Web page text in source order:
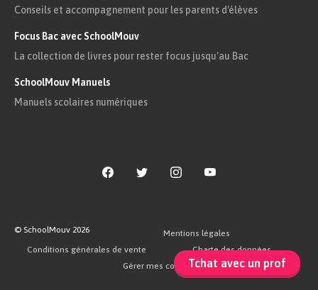
Tchat avec un prof
Conseils et accompagnement pour les parents d'élèves
Focus Bac avec SchoolMouv
La collection de livres pour rester focus jusqu'au Bac
SchoolMouv Manuels
Manuels scolaires numériques
© SchoolMouv 2026
Mentions légales
Conditions générales de vente
Charte des données
Gérer mes cookies